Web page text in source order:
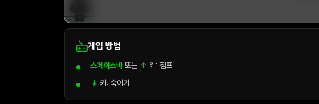
게임 방법
스페이스바또는 ↑ 키: 점프
↓ 키: 숙이기